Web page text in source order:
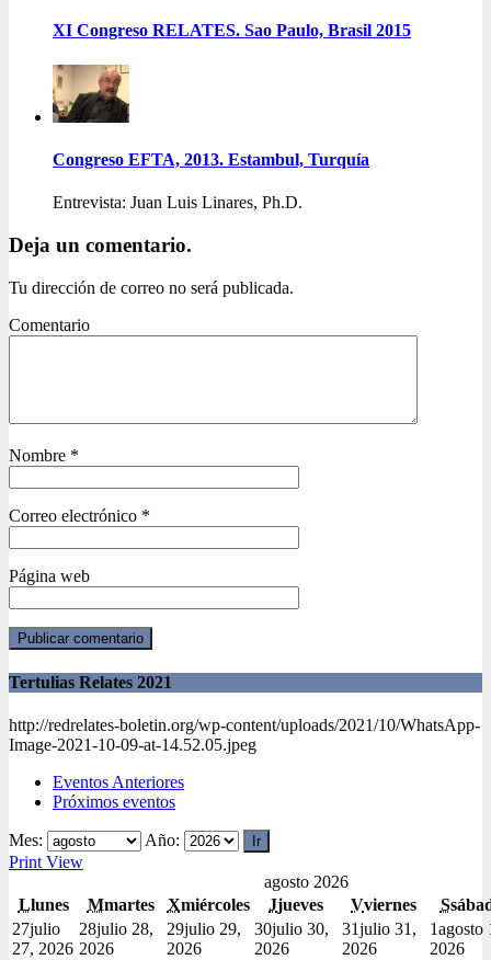
XI Congreso RELATES. Sao Paulo, Brasil 2015
Congreso EFTA, 2013. Estambul, Turquía
Entrevista: Juan Luis Linares, Ph.D.
Deja un comentario.
Tu dirección de correo no será publicada.
Comentario
Nombre *
Correo electrónico *
Página web
Tertulias Relates 2021
http://redrelates-boletin.org/wp-content/uploads/2021/10/WhatsApp-
Image-2021-10-09-at-14.52.05.jpeg
Eventos Anteriores
Próximos eventos
Mes:
Año:
Print View
agosto 2026
Llunes Mmartes Xmiércoles Jjueves Vviernes S
27julio
27, 2026
28julio 28,
2026
29julio 29,
2026
30julio 30,
2026
31julio 31,
2026
1agosto
2026